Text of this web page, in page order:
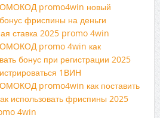
promo4win новый
фриспины на деньги
ставка 2025 promo 4win
promo 4win как
бонус при регистрации 2025
1ВИН
promo4win как поставить
использовать фриспины 2025
4win